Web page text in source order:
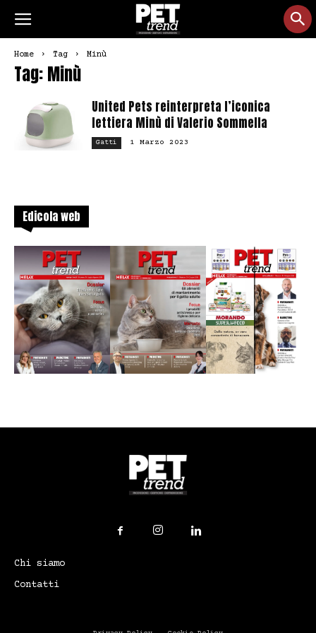
Home Tag Minù
Tag: Minù
United Pets reinterpreta l’iconica
lettiera Minù di Valerio Sommella
Gatti 1 Marzo 2023
Edicola web
Chi siamo
Contatti